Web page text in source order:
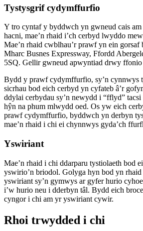
Tystysgrif cydymffurfio
Y tro cyntaf y byddwch yn gwneud cais
hacni, mae’n rhaid i’ch cerbyd lwyddo
Mae’n rhaid cwblhau’r prawf yn ein
Mharc Busnes Expressway, Ffordd
5SQ. Gellir gwneud apwyntiad drwy ffonio
Bydd y prawf cydymffurfio, sy’n cynnwys
sicrhau bod eich cerbyd yn cyfateb â’r
ddylai cerbydau sy’n newydd i “fflyd”
hŷn na phum mlwydd oed. Os yw eich
prawf cydymffurfio, byddwch yn derbyn
mae’n rhaid i chi ei chynnwys gyda’ch
Yswiriant
Mae’n rhaid i chi ddarparu tystiolaeth bod
yswirio’n briodol. Golyga hyn bod yn
yswiriant sy’n gymwys ar gyfer hurio
i’w hurio neu i dderbyn tâl. Bydd eich
cyngor i chi am yr yswiriant cywir.
Rhoi trwydded i chi